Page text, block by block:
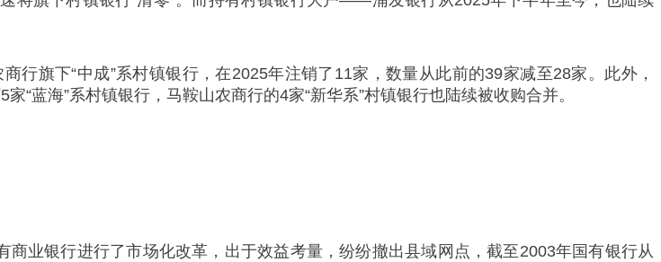
旗下“中成”系村镇银行，在2025年注销了11家，数量从此前的39家减至28家。此外，
“蓝海”系村镇银行，马鞍山农商行的4家“新华系”村镇银行也陆续被收购合并。
业银行进行了市场化改革，出于效益考量，纷纷撤出县域网点，截至2003年国有银行从